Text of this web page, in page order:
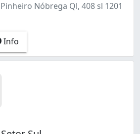
Nóbrega Ql, 408 sl 1201
Info